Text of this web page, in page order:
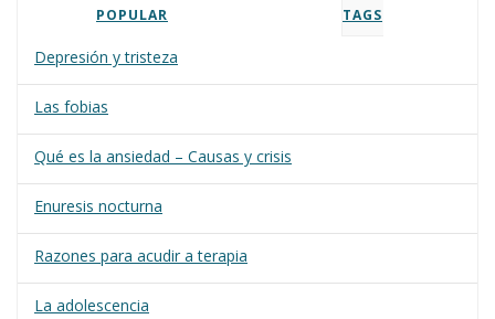
POPULAR TAGS
Depresión y tristeza
Las fobias
Qué es la ansiedad – Causas y crisis
Enuresis nocturna
Razones para acudir a terapia
La adolescencia